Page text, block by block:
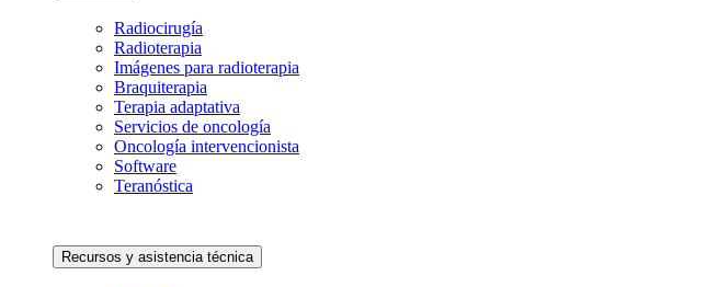
Radiocirugía
Radioterapia
Imágenes para radioterapia
Braquiterapia
Terapia adaptativa
Servicios de oncología
Oncología intervencionista
Software
Teranóstica
Recursos y asistencia técnica